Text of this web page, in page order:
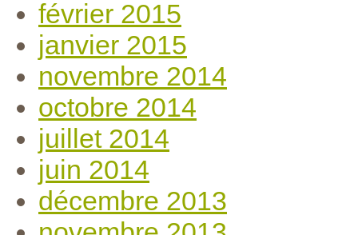
février 2015
janvier 2015
novembre 2014
octobre 2014
juillet 2014
juin 2014
décembre 2013